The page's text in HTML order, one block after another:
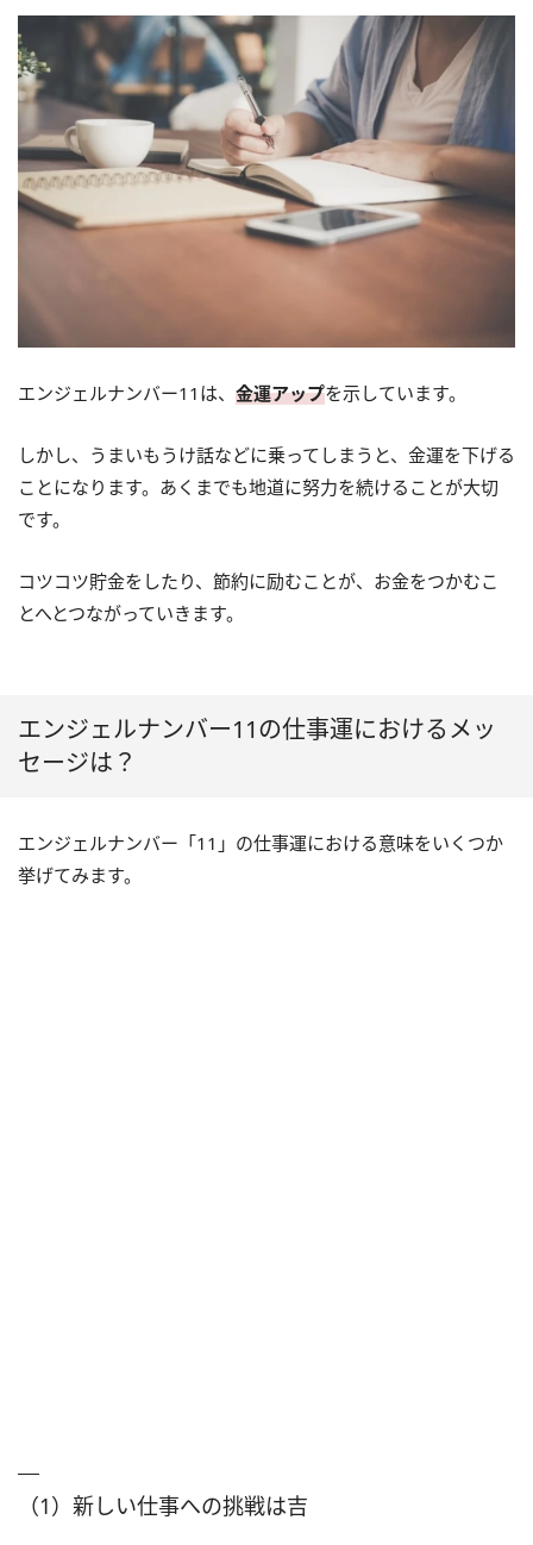
エンジェルナンバー11は、 金運アップを示しています。
しかし、うまいもうけ話などに乗ってしまうと、金運を下げる
ことになります。あくまでも地道に努力を続けることが大切
です。
コツコツ貯金をしたり、節約に励むことが、お金をつかむこ
とへとつながっていきます。
エンジェルナンバー11の仕事運におけるメッ
セージは？
エンジェルナンバー「11」の仕事運における意味をいくつか
挙げてみます。
（1）新しい仕事への挑戦は吉